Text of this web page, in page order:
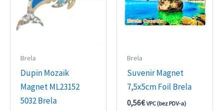
Brela
Dupin Mozaik
Magnet ML23152
5032 Brela
Brela
Suvenir Magnet
7,5x5cm Foil Brela
0,56€ VPC (bez PDV-a)